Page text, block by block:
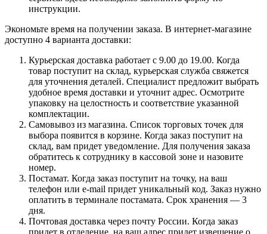
инструкции.
Экономьте время на получении заказа. В интернет-магазине
доступно 4 варианта доставки:
Курьерская доставка работает с 9.00 до 19.00. Когда
товар поступит на склад, курьерская служба свяжется
для уточнения деталей. Специалист предложит выбрать
удобное время доставки и уточнит адрес. Осмотрите
упаковку на целостность и соответствие указанной
комплектации.
Самовывоз из магазина. Список торговых точек для
выбора появится в корзине. Когда заказ поступит на
склад, вам придет уведомление. Для получения заказа
обратитесь к сотруднику в кассовой зоне и назовите
номер.
Постамат. Когда заказ поступит на точку, на ваш
телефон или e-mail придет уникальный код. Заказ нужно
оплатить в терминале постамата. Срок хранения — 3
дня.
Почтовая доставка через почту России. Когда заказ
придет в отделение, на ваш адрес придет извещение о